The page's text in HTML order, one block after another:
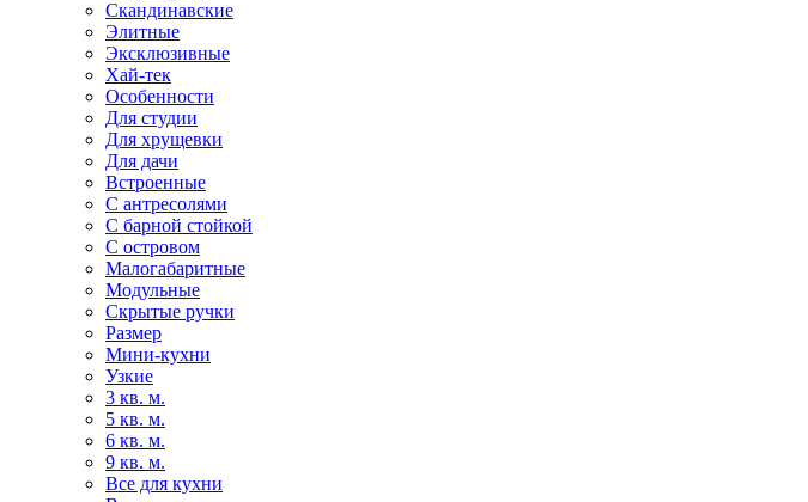
Скандинавские
Элитные
Эксклюзивные
Хай-тек
Особенности
Для студии
Для хрущевки
Для дачи
Встроенные
С антресолями
С барной стойкой
С островом
Малогабаритные
Модульные
Скрытые ручки
Размер
Мини-кухни
Узкие
3 кв. м.
5 кв. м.
6 кв. м.
9 кв. м.
Все для кухни